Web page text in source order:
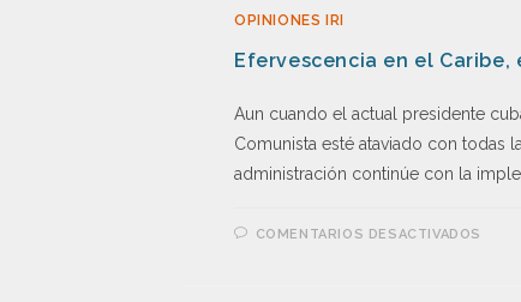
OPINIONES IRI
Efervescencia en el
Aun cuando el actual presidente
Comunista esté ataviado con todas
administración continúe con la
COMENTARIOS DESACTIVADOS